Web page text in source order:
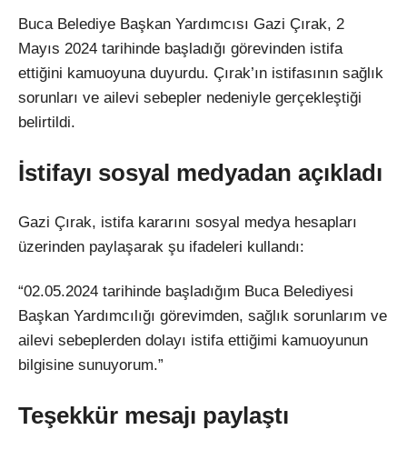
Buca Belediye Başkan Yardımcısı Gazi Çırak, 2
Mayıs 2024 tarihinde başladığı görevinden istifa
ettiğini kamuoyuna duyurdu. Çırak’ın istifasının sağlık
sorunları ve ailevi sebepler nedeniyle gerçekleştiği
belirtildi.
İstifayı sosyal medyadan açıkladı
Gazi Çırak, istifa kararını sosyal medya hesapları
üzerinden paylaşarak şu ifadeleri kullandı:
“02.05.2024 tarihinde başladığım Buca Belediyesi
Başkan Yardımcılığı görevimden, sağlık sorunlarım ve
ailevi sebeplerden dolayı istifa ettiğimi kamuoyunun
bilgisine sunuyorum.”
Teşekkür mesajı paylaştı